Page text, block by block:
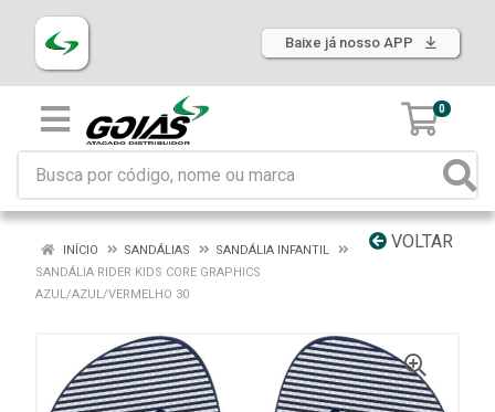
Baixe já nosso APP
0
VOLTAR
INÍCIO SANDÁLIAS
SANDÁLIA INFANTIL
SANDÁLIA RIDER KIDS CORE GRAPHICS
AZUL/AZUL/VERMELHO 30